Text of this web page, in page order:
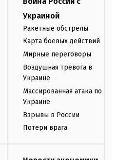
Украиной
Ракетные обстрелы
Карта боевых действий
Мирные переговоры
Воздушная тревога в
Украине
Массированная атака по
Украине
Взрывы в России
Потери врага